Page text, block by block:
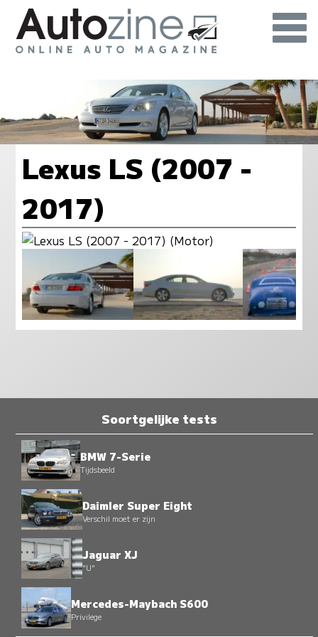
Lexus LS (2007 -
2017)
Soortgelijke tests
BMW 7-Serie
Tijdsbeeld
Daimler Super Eight
Verschil moet er zijn
Jaguar XJ
"U"
Mercedes-Maybach S600
Privilege